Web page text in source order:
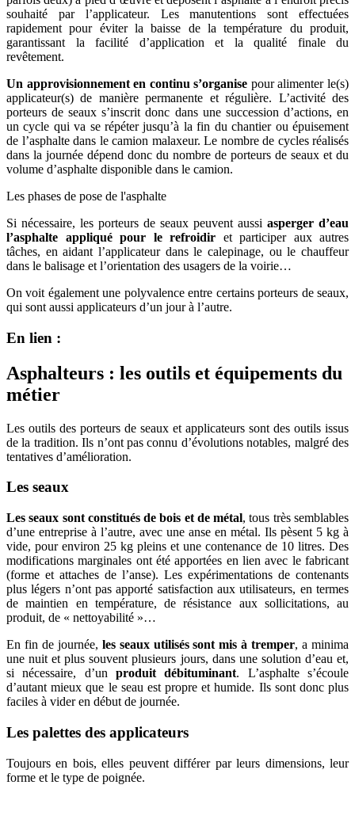
souhaité par l’applicateur. Les manutentions sont effectuées
rapidement pour éviter la baisse de la température du produit,
garantissant la facilité d’application et la qualité finale du
revêtement.
Un approvisionnement en continu s’organise pour alimenter le(s)
applicateur(s) de manière permanente et régulière. L’activité des
porteurs de seaux s’inscrit donc dans une succession d’actions, en
un cycle qui va se répéter jusqu’à la fin du chantier ou épuisement
de l’asphalte dans le camion malaxeur. Le nombre de cycles réalisés
dans la journée dépend donc du nombre de porteurs de seaux et du
volume d’asphalte disponible dans le camion.
Les phases de pose de l'asphalte
Si nécessaire, les porteurs de seaux peuvent aussi asperger d’eau
l’asphalte appliqué pour le refroidir et participer aux autres
tâches, en aidant l’applicateur dans le calepinage, ou le chauffeur
dans le balisage et l’orientation des usagers de la voirie…
On voit également une polyvalence entre certains porteurs de seaux,
qui sont aussi applicateurs d’un jour à l’autre.
En lien :
Asphalteurs : les outils et équipements du
métier
Les outils des porteurs de seaux et applicateurs sont des outils issus
de la tradition. Ils n’ont pas connu d’évolutions notables, malgré des
tentatives d’amélioration.
Les seaux
Les seaux sont constitués de bois et de métal, tous très semblables
d’une entreprise à l’autre, avec une anse en métal. Ils pèsent 5 kg à
vide, pour environ 25 kg pleins et une contenance de 10 litres. Des
modifications marginales ont été apportées en lien avec le fabricant
(forme et attaches de l’anse). Les expérimentations de contenants
plus légers n’ont pas apporté satisfaction aux utilisateurs, en termes
de maintien en température, de résistance aux sollicitations, au
produit, de « nettoyabilité »…
En fin de journée, les seaux utilisés sont mis à tremper, a minima
une nuit et plus souvent plusieurs jours, dans une solution d’eau et,
si nécessaire, d’un produit débituminant. L’asphalte s’écoule
d’autant mieux que le seau est propre et humide. Ils sont donc plus
faciles à vider en début de journée.
Les palettes des applicateurs
Toujours en bois, elles peuvent différer par leurs dimensions, leur
forme et le type de poignée.